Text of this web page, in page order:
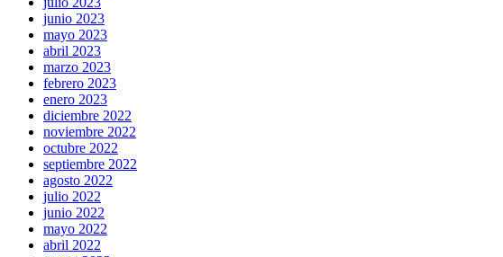
junio 2023
mayo 2023
abril 2023
marzo 2023
febrero 2023
enero 2023
diciembre 2022
noviembre 2022
octubre 2022
septiembre 2022
agosto 2022
julio 2022
junio 2022
mayo 2022
abril 2022